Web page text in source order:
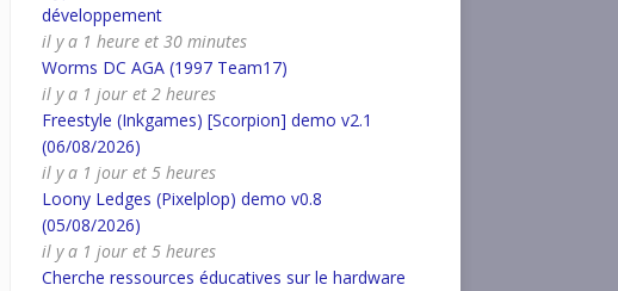
développement
il y a 1 heure et 30 minutes
Worms DC AGA (1997 Team17)
il y a 1 jour et 2 heures
Freestyle (Inkgames) [Scorpion] demo v2.1
(06/08/2026)
il y a 1 jour et 5 heures
Loony Ledges (Pixelplop) demo v0.8
(05/08/2026)
il y a 1 jour et 5 heures
Cherche ressources éducatives sur le hardware